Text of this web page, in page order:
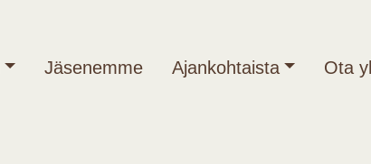
Jäsenemme Ajankohtaista Ota